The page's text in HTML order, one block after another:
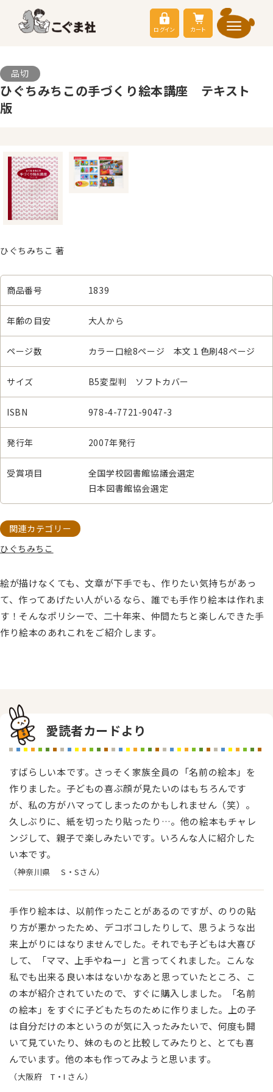
ログイン カート
品切
ひぐちみちこの手づくり絵本講座 テキスト
版
ひぐちみちこ 著
商品番号 1839
年齢の目安 大人から
ページ数 カラー口絵8ページ 本文１色刷48ページ
サイズ B5変型判 ソフトカバー
ISBN 978-4-7721-9047-3
発行年 2007年発行
受賞項目
全国学校図書館協議会選定
日本図書館協会選定
関連カテゴリー
ひぐちみちこ
絵が描けなくても、文章が下手でも、作りたい気持ちがあっ
て、作ってあげたい人がいるなら、誰でも手作り絵本は作れま
す！そんなポリシーで、二十年来、仲間たちと楽しんできた手
作り絵本のあれこれをご紹介します。
愛読者カードより
すばらしい本です。さっそく家族全員の「名前の絵本」を
作りました。子どもの喜ぶ顔が見たいのはもちろんです
が、私の方がハマってしまったのかもしれません（笑）。
久しぶりに、紙を切ったり貼ったり…。他の絵本もチャレ
ンジして、親子で楽しみたいです。いろんな人に紹介した
い本です。
（神奈川県 S・Sさん）
手作り絵本は、以前作ったことがあるのですが、のりの貼
り方が悪かったため、デコボコしたりして、思うような出
来上がりにはなりませんでした。それでも子どもは大喜び
して、「ママ、上手やねー」と言ってくれました。こんな
私でも出来る良い本はないかなあと思っていたところ、こ
の本が紹介されていたので、すぐに購入しました。「名前
の絵本」をすぐに子どもたちのために作りました。上の子
は自分だけの本というのが気に入ったみたいで、何度も開
いて見ていたり、妹のものと比較してみたりと、とても喜
んでいます。他の本も作ってみようと思います。
（大阪府 T・I さん）